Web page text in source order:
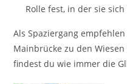
Rolle fest, in der sie
Als Spaziergang
Mainbrücke zu den
findest du wie immer die